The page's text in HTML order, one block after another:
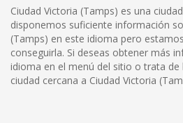
Ciudad Victoria (Tamps) es una
disponemos suficiente información
(Tamps) en este idioma pero
conseguirla. Si deseas obtener más
idioma en el menú del sitio o trata de
ciudad cercana a Ciudad Victoria